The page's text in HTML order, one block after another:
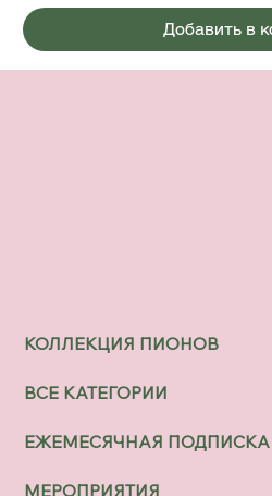
Добавить в
КОЛЛЕКЦИЯ ПИОНОВ
ВСЕ КАТЕГОРИИ
ЕЖЕМЕСЯЧНАЯ ПОДПИСКА
МЕРОПРИЯТИЯ